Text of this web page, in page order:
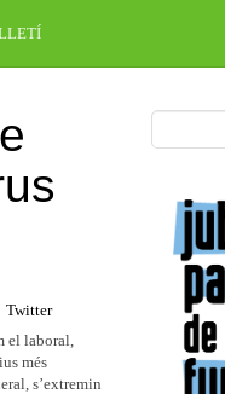
Twitter
el laboral,
més
s’extremin